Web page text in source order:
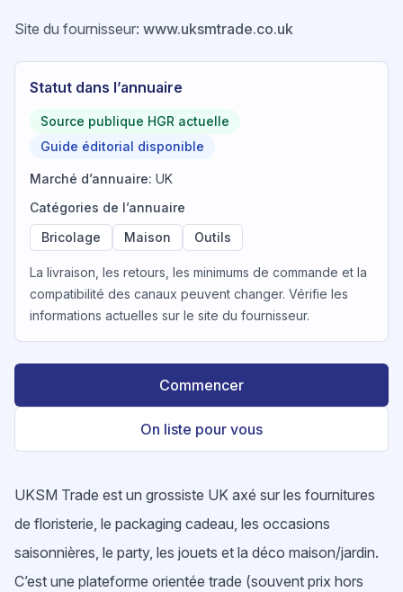
Site du fournisseur: www.uksmtrade.co.uk
Statut dans l’annuaire
Source publique HGR actuelle
Guide éditorial disponible
Marché d’annuaire: UK
Catégories de l’annuaire
Bricolage
Maison Outils
La livraison, les retours, les minimums de commande et la
compatibilité des canaux peuvent changer. Vérifie les
informations actuelles sur le site du fournisseur.
Commencer
On liste pour vous
UKSM Trade est un grossiste UK axé sur les fournitures
de floristerie, le packaging cadeau, les occasions
saisonnières, le party, les jouets et la déco maison/jardin.
C’est une plateforme orientée trade (souvent prix hors